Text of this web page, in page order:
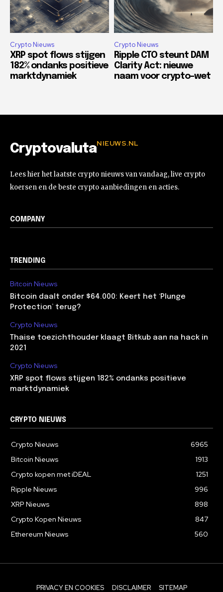
Crypto Nieuws
XRP spot flows stijgen
182% ondanks positieve
marktdynamiek
Crypto Nieuws
Ripple CTO steunt DAM
Clarity Act: nieuwe
naam voor crypto-wet
CryptovalutaNIEUWS.NL
Lees hier het laatste crypto nieuws van vandaag, live crypto
koersen en de beste crypto aanbiedingen en acties.
COMPANY
TRENDING
Bitcoin Nieuws
Bitcoin daalt onder $64.000: Keert het ‘Plunge
Protection’ terug?
Crypto Nieuws
Thaise toezichthouder klaagt Bitkub aan na hack in
2021
Crypto Nieuws
XRP spot flows stijgen 182% ondanks positieve
marktdynamiek
CRYPTO NIEUWS
Crypto Nieuws
6965
Bitcoin Nieuws
1913
Crypto kopen met iDEAL
1251
Ripple Nieuws
996
XRP Nieuws
898
Crypto Kopen Nieuws
847
Ethereum Nieuws
560
PRIVACY EN COOKIES DISCLAIMER SITEMAP